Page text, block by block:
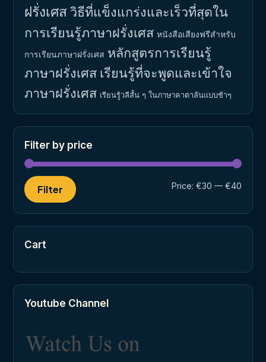
ฝรั่งเศสวิธีที่แข็งแกร่งและเร็วที่สุดใน
การเรียนรู้ภาษาฝรั่งเศส หนังสือเสียงฟรีสำหรับ
การเรียนภาษาฝรั่งเศส หลักสูตรการเรียนรู้
ภาษาฝรั่งเศส เรียนรู้ที่จะพูดและเข้าใจ
ภาษาฝรั่งเศส เรียนรู้วลีสั้น ๆ ในภาษาคาตาลันแบบช้าๆ
Filter by price
Filter Price: €30 — €40
Cart
Youtube Channel